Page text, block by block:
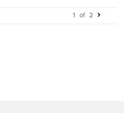
1 of 2